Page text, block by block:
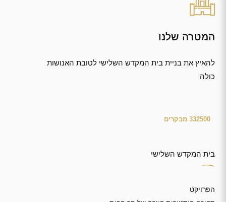
המטרה שלנו
להאיץ את בניית בית המקדש השלישי לטובת האנושות
כולה
בית המקדש השלישי
הפרויקט